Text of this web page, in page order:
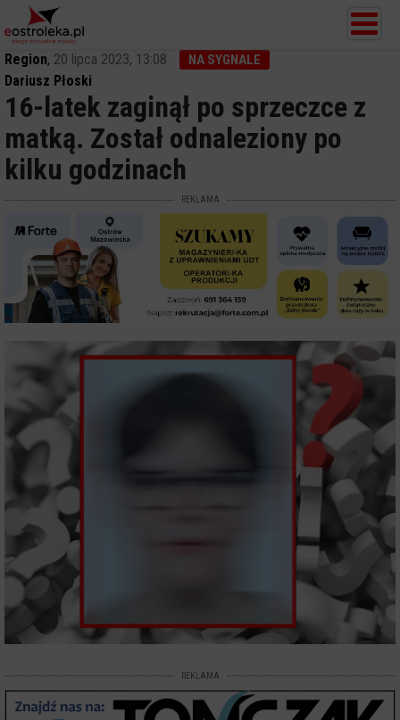
Region, 20 lipca 2023, 13:08 NA SYGNALE
Dariusz Płoski
16-latek zaginął po sprzeczce z
matką. Został odnaleziony po
kilku godzinach
REKLAMA
REKLAMA